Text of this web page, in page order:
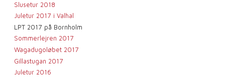
Slusetur 2018
Juletur 2017 i Valhal
LPT 2017 på Bornholm
Sommerlejren 2017
Wagadugoløbet 2017
Gillastugan 2017
Juletur 2016